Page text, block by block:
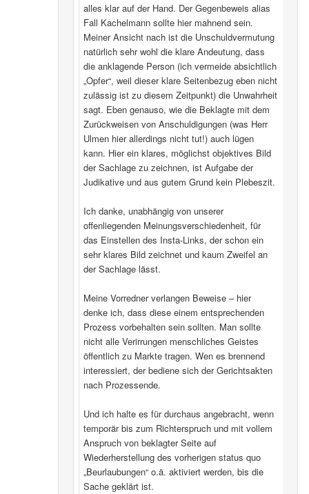
alles klar auf der Hand. Der Gegenbeweis alias
Fall Kachelmann sollte hier mahnend sein.
Meiner Ansicht nach ist die Unschuldvermutung
natürlich sehr wohl die klare Andeutung, dass
die anklagende Person (ich vermeide absichtlich
„Opfer“, weil dieser klare Seitenbezug eben nicht
zulässig ist zu diesem Zeitpunkt) die Unwahrheit
sagt. Eben genauso, wie die Beklagte mit dem
Zurückweisen von Anschuldigungen (was Herr
Ulmen hier allerdings nicht tut!) auch lügen
kann. Hier ein klares, möglichst objektives Bild
der Sachlage zu zeichnen, ist Aufgabe der
Judikative und aus gutem Grund kein Plebeszit.
Ich danke, unabhängig von unserer
offenliegenden Meinungsverschiedenheit, für
das Einstellen des Insta-Links, der schon ein
sehr klares Bild zeichnet und kaum Zweifel an
der Sachlage lässt.
Meine Vorredner verlangen Beweise – hier
denke ich, dass diese einem entsprechenden
Prozess vorbehalten sein sollten. Man sollte
nicht alle Verirrungen menschliches Geistes
öffentlich zu Markte tragen. Wen es brennend
interessiert, der bediene sich der Gerichtsakten
nach Prozessende.
Und ich halte es für durchaus angebracht, wenn
temporär bis zum Richterspruch und mit vollem
Anspruch von beklagter Seite auf
Wiederherstellung des vorherigen status quo
„Beurlaubungen“ o.ä. aktiviert werden, bis die
Sache geklärt ist.